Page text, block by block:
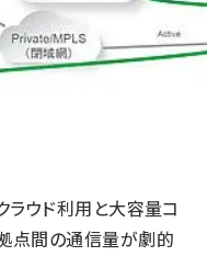
ラウド利用と大容量コ
点間の通信量が劇的